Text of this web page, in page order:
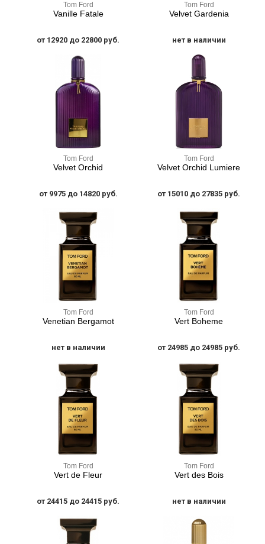
Tom Ford
Vanille Fatale
от 12920 до 22800 руб.
Tom Ford
Velvet Gardenia
нет в наличии
Tom Ford
Velvet Orchid
от 9975 до 14820 руб.
Tom Ford
Velvet Orchid Lumiere
от 15010 до 27835 руб.
Tom Ford
Venetian Bergamot
нет в наличии
Tom Ford
Vert Boheme
от 24985 до 24985 руб.
Tom Ford
Vert de Fleur
от 24415 до 24415 руб.
Tom Ford
Vert des Bois
нет в наличии